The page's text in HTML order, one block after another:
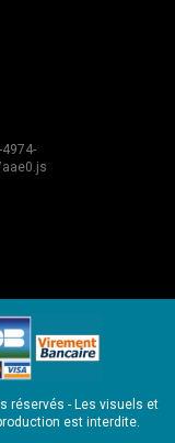
réservés - Les visuels et
est interdite.